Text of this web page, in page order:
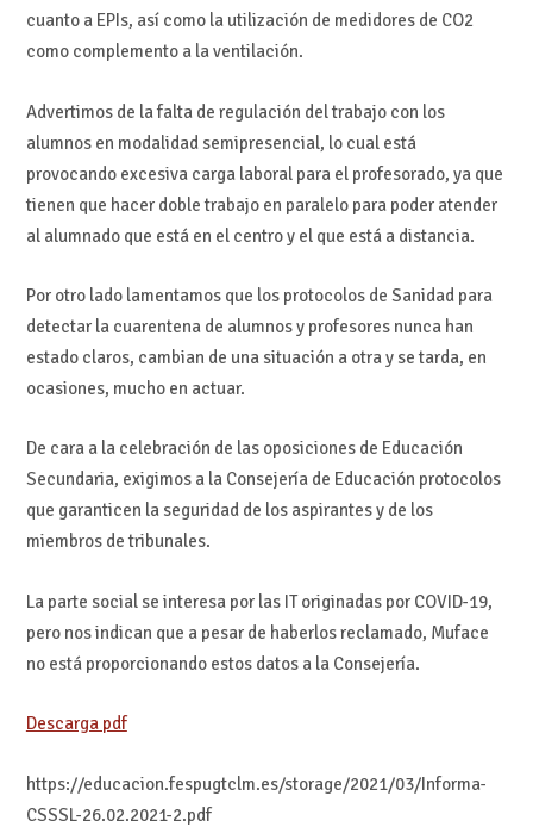
cuanto a EPIs, así como la utilización de medidores de CO2
como complemento a la ventilación.
Advertimos de la falta de regulación del trabajo con los
alumnos en modalidad semipresencial, lo cual está
provocando excesiva carga laboral para el profesorado, ya que
tienen que hacer doble trabajo en paralelo para poder atender
al alumnado que está en el centro y el que está a distancia.
Por otro lado lamentamos que los protocolos de Sanidad para
detectar la cuarentena de alumnos y profesores nunca han
estado claros, cambian de una situación a otra y se tarda, en
ocasiones, mucho en actuar.
De cara a la celebración de las oposiciones de Educación
Secundaria, exigimos a la Consejería de Educación protocolos
que garanticen la seguridad de los aspirantes y de los
miembros de tribunales.
La parte social se interesa por las IT originadas por COVID-19,
pero nos indican que a pesar de haberlos reclamado, Muface
no está proporcionando estos datos a la Consejería.
Descarga pdf
https://educacion.fespugtclm.es/storage/2021/03/Informa-
CSSSL-26.02.2021-2.pdf